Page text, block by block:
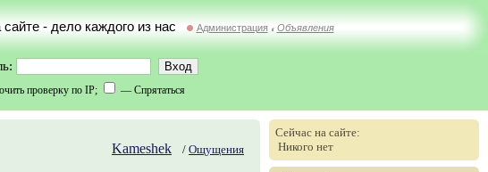
- дело каждого из нас Администрация // Объявления
проверку по IP; — Спрятаться
Kameshek / Ощущения
Сейчас на сайте:
Никого нет